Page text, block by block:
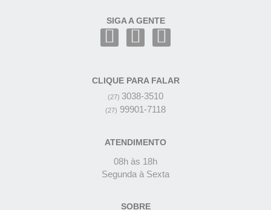
SIGA A GENTE
CLIQUE PARA FALAR
(27) 3038-3510
(27) 99901-7118
ATENDIMENTO
08h às 18h
Segunda à Sexta
SOBRE